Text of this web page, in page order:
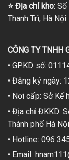
⭐Địa chỉ kho: Số
Thanh Trì, Hà Nội
CÔNG TY TNHH
• GPKD số:
• Đăng ký ngày:
• Nơi cấp: Sở Kế
• Địa chỉ ĐKKD:
Thành phố Hà
• Hotline: 096
• Email: